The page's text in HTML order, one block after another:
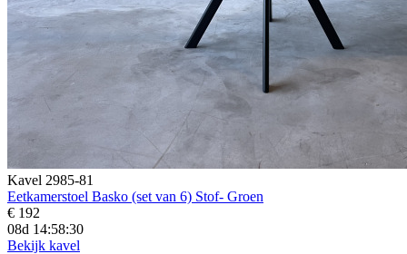
Kavel 2985-81
Eetkamerstoel Basko (set van 6) Stof- Groen
€ 192
08d 14:58:29
Bekijk kavel